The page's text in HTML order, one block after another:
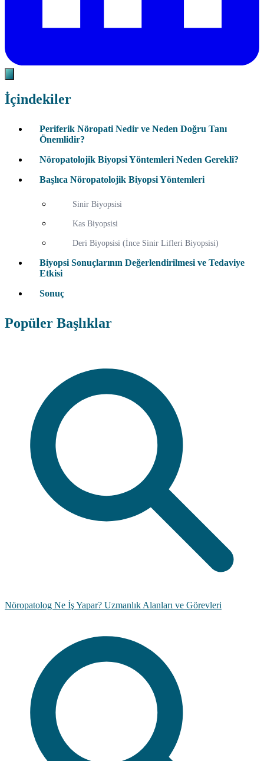
İçindekiler
Periferik Nöropati Nedir ve Neden Doğru Tanı
Önemlidir?
Nöropatolojik Biyopsi Yöntemleri Neden Gerekli?
Başlıca Nöropatolojik Biyopsi Yöntemleri
Sinir Biyopsisi
Kas Biyopsisi
Deri Biyopsisi (İnce Sinir Lifleri Biyopsisi)
Biyopsi Sonuçlarının Değerlendirilmesi ve Tedaviye
Etkisi
Sonuç
Popüler Başlıklar
Nöropatolog Ne İş Yapar? Uzmanlık Alanları ve Görevleri